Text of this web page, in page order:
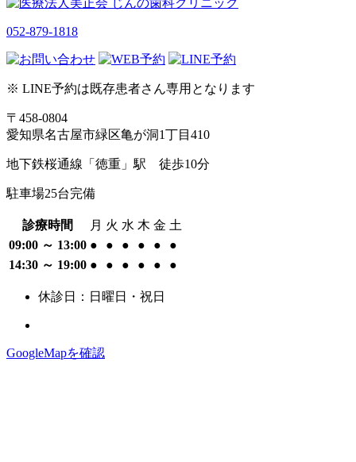
052-879-1818
※ LINE予約は既存患者さん専用となります
〒458-0804
愛知県名古屋市緑区亀が洞1丁目410
地下鉄桜通線「徳重」駅 徒歩10分
駐車場25台完備
診療時間 月 火 水 木 金 土
09:00 ～ 13:00 ● ● ● ● ●
●
14:30 ～ 19:00 ● ● ● ● ● ●
休診日：日曜日・祝日
GoogleMapを確認